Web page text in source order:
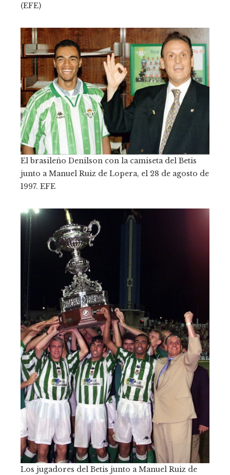
(EFE)
El brasileño Denilson con la camiseta del Betis
junto a Manuel Ruiz de Lopera, el 28 de agosto de
1997. EFE
Los jugadores del Betis junto a Manuel Ruiz de